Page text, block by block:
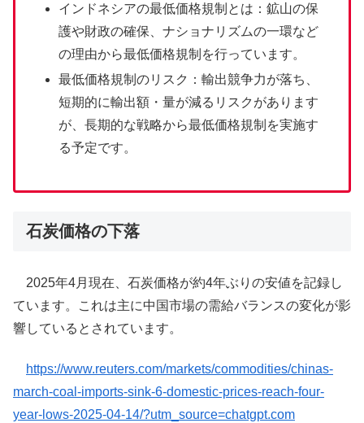
インドネシアの最低価格規制とは：鉱山の保
護や財政の確保、ナショナリズムの一環など
の理由から最低価格規制を行っています。
最低価格規制のリスク：輸出競争力が落ち、
短期的に輸出額・量が減るリスクがあります
が、長期的な戦略から最低価格規制を実施す
る予定です。
石炭価格の下落
​2025年4月現在、石炭価格が約4年ぶりの安値を記録し
ています。​これは主に中国市場の需給バランスの変化が影
響しているとされています。
https://www.reuters.com/markets/commodities/chinas-
march-coal-imports-sink-6-domestic-prices-reach-four-
year-lows-2025-04-14/?utm_source=chatgpt.com